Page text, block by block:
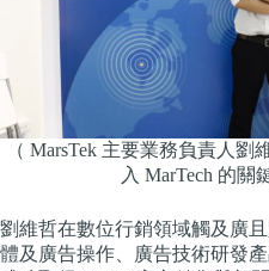
（ MarsTek 主要業務負責人
入 MarTech 的關
劉維哲在數位行銷領域觸及廣
體及廣告操作、廣告技術研發